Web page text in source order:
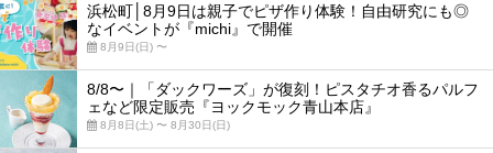
浜松町│8月9日は親子でピザ作り体験！自由研究にも◎
なイベントが『michi』で開催
8月9日(日) 〜
8/8〜｜「ダックワーズ」が復刻！ピスタチオ香るパルフ
ェなど限定販売『ヨックモック青山本店』
8月8日(土) 〜 8月30日(日)